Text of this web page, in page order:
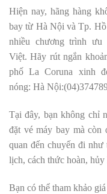
Hiện nay, hãng hàng
bay từ Hà Nội và Tp.
nhiều chương trình
Việt. Hãy rút ngắn
phố La Coruna xinh
nóng: Hà
Tại đây, bạn không chỉ
đặt vé máy bay mà còn
quan đến chuyến đi
lịch, cách thức hoàn,
Bạn có thể tham khảo